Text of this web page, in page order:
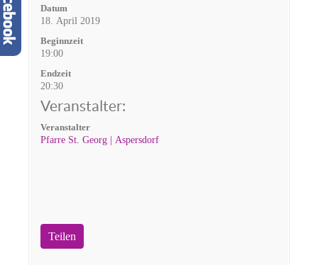
Datum
18. April 2019
Beginnzeit
19:00
Endzeit
20:30
Veranstalter:
Veranstalter
Pfarre St. Georg | Aspersdorf
Teilen